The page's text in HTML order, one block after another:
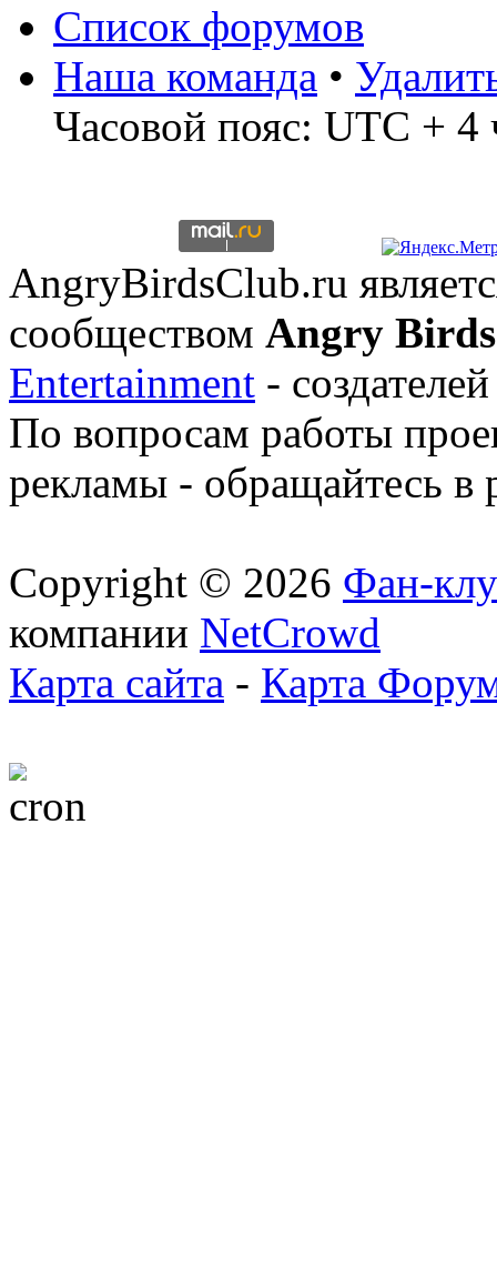
Список форумов
Наша команда •
Часовой пояс: UTC + 4
AngryBirdsClub.ru
сообществом Angry Birds
Entertainment -
По вопросам работы
рекламы - обращайтесь в
Copyright © 2026 Фан-
компании NetCrowd
Карта сайта - Карта